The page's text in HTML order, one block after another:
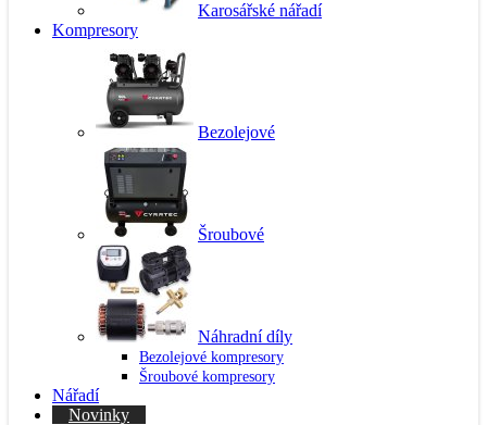
Karosářské nářadí
Kompresory
Bezolejové
Šroubové
Náhradní díly
Bezolejové kompresory
Šroubové kompresory
Nářadí
Novinky